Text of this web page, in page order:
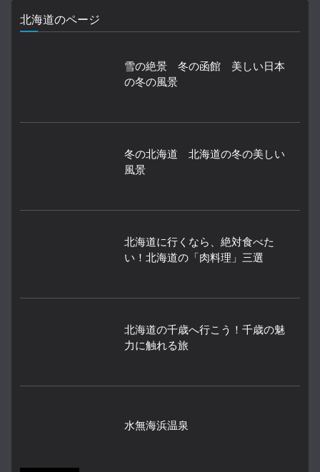
北海道のページ
雪の絶景 冬の函館 美しい日本
の冬の風景
冬の北海道 北海道の冬の美しい
風景
北海道に行くなら、絶対食べた
い！北海道の「肉料理」三選
北海道の千歳へ行こう！千歳の魅
力に触れる旅
水無海浜温泉